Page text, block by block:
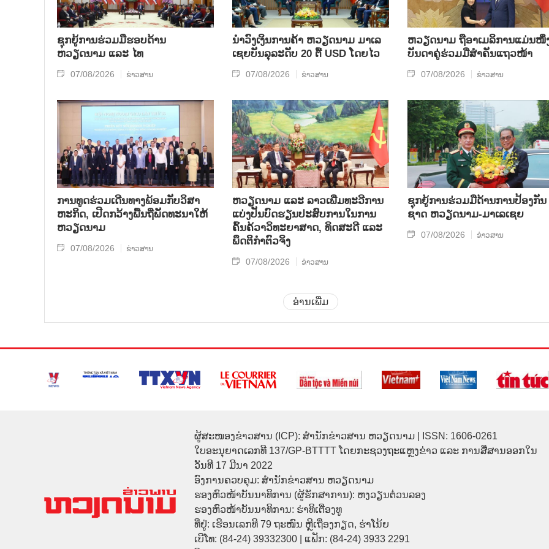
ຊຸກຍູ້ການຮ່ວມມືຮອບດ້ານ
ຫວຽດນາມ ແລະ ໄທ
07/08/2026 ຂ່າວສານ
ນຳ​ວົງ​ເງິນ​ການ​ຄ້າ ຫວຽດ​ນາມ ມາ​ເລ​
ເຊຍ​ບັນ​ລຸ​ລະ​ດັບ 20 ຕື້ USD ໂດຍ​ໄວ
07/08/2026 ຂ່າວສານ
ຫ​ວຽດ​ນາມ ຖື​ອາ​ເມ​ລິ​ການ​ແມ່ນ​ໜຶ່
ບັນ​ດາ​ຄູ່​ຮ່ວມ​ມື​ສຳ​ຄັນ​ແຖວ​ໜ້າ
07/08/2026 ຂ່າວສານ
ການ​ທູດ​ຮ່ວມ​ເດີນ​ທາງ​ພ້ອມກັບ​ວິ​ສາ​
ຫະ​ກ​ິດ, ເປີດກວ້າງ​ພື້ນ​ຖີ່​ພັດ​ທະ​ນາ​ໃຫ້​
ຫວຽດ​ນາມ
07/08/2026 ຂ່າວສານ
ຫວຽດ​ນາມ ແລະ ລາວ​ເພີ່ມ​ທະ​ວີ​ການ​
ແບ່​ງ​ປັນ​ບົດ​ຮຽນ​ປະ​ສົບ​ການ​ໃນ​ການ​
ຄົ້ນ​ຄ້​ວາ​ວິ​ທະ​ຍາ​ສາດ, ທິດ​ສະ​ດີ ແລະ
ພຶດ​ຕິ​ກຳຕົວ​ຈິງ
07/08/2026 ຂ່າວສານ
ຊຸກ​ຍູ້​ການ​ຮ່ວມ​ມື​ດ້ານ​ການ​ປ້ອງ​ກັນ​
ຊາດ ຫວຽດ​ນາມ-ມາ​ເລ​ເຊຍ
07/08/2026 ຂ່າວສານ
ອ່ານເພີ່ມ
ຜູ້ສະໜອງຂ່າວສານ (ICP): ສຳນັກຂ່າວສານ ຫວຽດນາມ | ISSN: 1606-0261
ໃບອະນຸຍາດເລກທີ 137/GP-BTTTT ໂດຍກະຊວງຖະແຫຼງຂ່າວ ແລະ ການສື່ສານອອກໃນ
ວັນທີ 17 ມີນາ 2022
ອົງການຄວບຄຸມ: ສຳນັກຂ່າວສານ ຫວຽດນາມ
ຮອງຫົວໜ້າບັນນາທິການ (ຜູ້ຮັກສາການ): ຫງວຽນຕ໋ວນລອງ
ຮອງຫົວໜ້າບັນນາທິການ: ຮ່າທິເຕື່ອງທູ
ທີ່ຢູ່: ເຮືອນເລກທີ 79 ຖະໜົນ ຫຼີເຖື່ອງກຽດ, ຮ່າໂນ້ຍ
ເບີໂທ: (84-24) 39332300 | ແຟັກ: (84-24) 3933 2291